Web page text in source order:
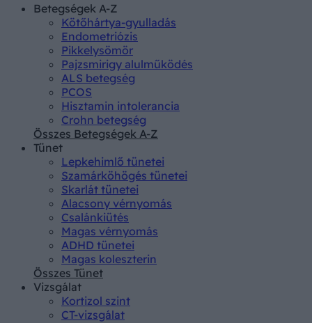
Betegségek A-Z
Kötőhártya-gyulladás
Endometriózis
Pikkelysömör
Pajzsmirigy alulműködés
ALS betegség
PCOS
Hisztamin intolerancia
Crohn betegség
Összes Betegségek A-Z
Tünet
Lepkehimlő tünetei
Szamárköhögés tünetei
Skarlát tünetei
Alacsony vérnyomás
Csalánkiütés
Magas vérnyomás
ADHD tünetei
Magas koleszterin
Összes Tünet
Vizsgálat
Kortizol szint
CT-vizsgálat